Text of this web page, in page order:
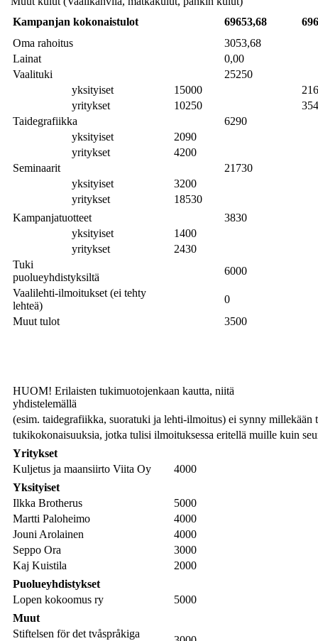
Kampanjan kokonaistulot
69653,68
Oma rahoitus
3053,68
Lainat
0,00
Vaalituki
25250
yksityiset
15000
yritykset
10250
Taidegrafiikka
6290
yksityiset
2090
yritykset
4200
Seminaarit
21730
yksityiset
3200
yritykset
18530
Kampanjatuotteet
3830
yksityiset
1400
yritykset
2430
Tuki
puolueyhdistyksiltä
6000
Vaalilehti-ilmoitukset (ei tehty
lehteä)
0
Muut tulot
3500
HUOM! Erilaisten tukimuotojenkaan kautta, niitä
yhdistelemällä
(esim. taidegrafiikka, suoratuki ja lehti-ilmoitus) ei synny
tukikokonaisuuksia, jotka tulisi ilmoituksessa eritellä muille kuin
Yritykset
Kuljetus ja maansiirto Viita Oy
4000
Yksityiset
Ilkka Brotherus
5000
Martti Paloheimo
4000
Jouni Arolainen
4000
Seppo Ora
3000
Kaj Kuistila
2000
Puolueyhdistykset
Lopen kokoomus ry
5000
Muut
Stiftelsen för det tvåspråkiga